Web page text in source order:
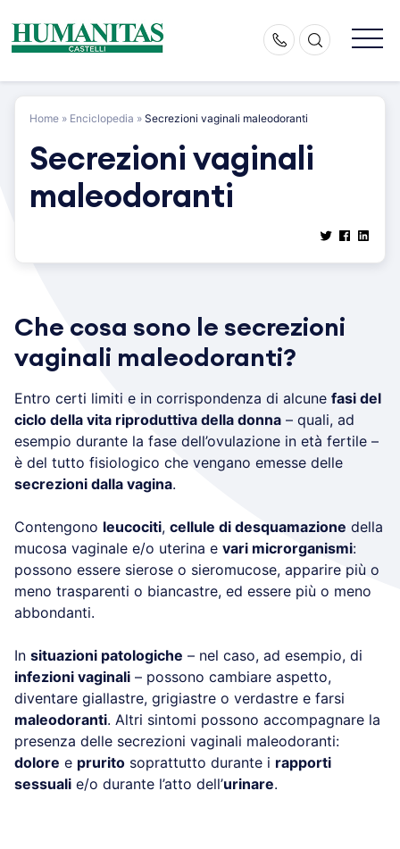
content
Home » Enciclopedia » Secrezioni vaginali maleodoranti
Secrezioni vaginali
maleodoranti
Che cosa sono le secrezioni
vaginali maleodoranti?
Entro certi limiti e in corrispondenza di alcune fasi del
ciclo della vita riproduttiva della donna – quali, ad
esempio durante la fase dell’ovulazione in età fertile –
è del tutto fisiologico che vengano emesse delle
secrezioni dalla vagina.
Contengono leucociti, cellule di desquamazione della
mucosa vaginale e/o uterina e vari microrganismi:
possono essere sierose o sieromucose, apparire più o
meno trasparenti o biancastre, ed essere più o meno
abbondanti.
In situazioni patologiche – nel caso, ad esempio, di
infezioni vaginali – possono cambiare aspetto,
diventare giallastre, grigiastre o verdastre e farsi
maleodoranti. Altri sintomi possono accompagnare la
presenza delle secrezioni vaginali maleodoranti:
dolore e prurito soprattutto durante i rapporti
sessuali e/o durante l’atto dell’urinare.